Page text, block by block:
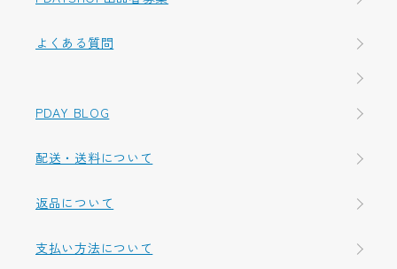
よくある質問
PDAY BLOG
配送・送料について
返品について
支払い方法について